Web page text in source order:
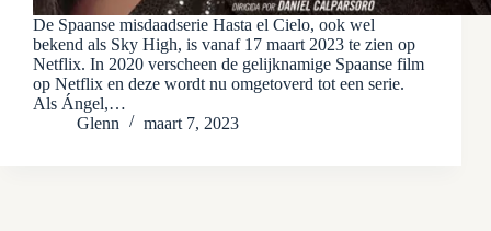
De Spaanse misdaadserie Hasta el Cielo, ook wel
bekend als Sky High, is vanaf 17 maart 2023 te zien op
Netflix. In 2020 verscheen de gelijknamige Spaanse film
op Netflix en deze wordt nu omgetoverd tot een serie.
Als Ángel,…
Glenn
maart 7, 2023